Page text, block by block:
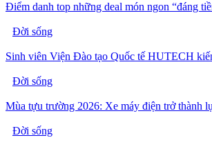
Điểm danh top những deal món ngon “đáng
Đời sống
Sinh viên Viện Đào tạo Quốc tế HUTECH
Đời sống
Mùa tựu trường 2026: Xe máy điện trở thành
Đời sống